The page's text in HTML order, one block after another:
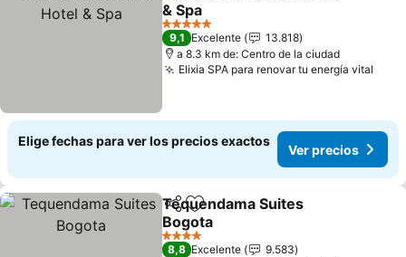
& Spa
Ver precios
5 Estrellas
9,1 Excelente
13.818
a 8.3 km de: Centro de la ciudad
Elixia SPA para renovar tu energía vital
Elige fechas para ver los precios exactos
Ver precios
Compartir
Agregar a favoritos
Tequendama Suites
Bogota
Ver precios
4 Estrellas
8,8 Excelente
9.583